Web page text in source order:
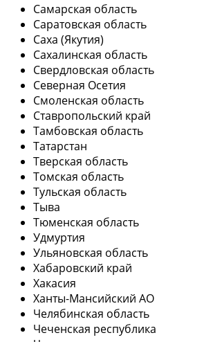
Самарская область
Саратовская область
Саха (Якутия)
Сахалинская область
Свердловская область
Северная Осетия
Смоленская область
Ставропольский край
Тамбовская область
Татарстан
Тверская область
Томская область
Тульская область
Тыва
Тюменская область
Удмуртия
Ульяновская область
Хабаровский край
Хакасия
Ханты-Мансийский АО
Челябинская область
Чеченская республика